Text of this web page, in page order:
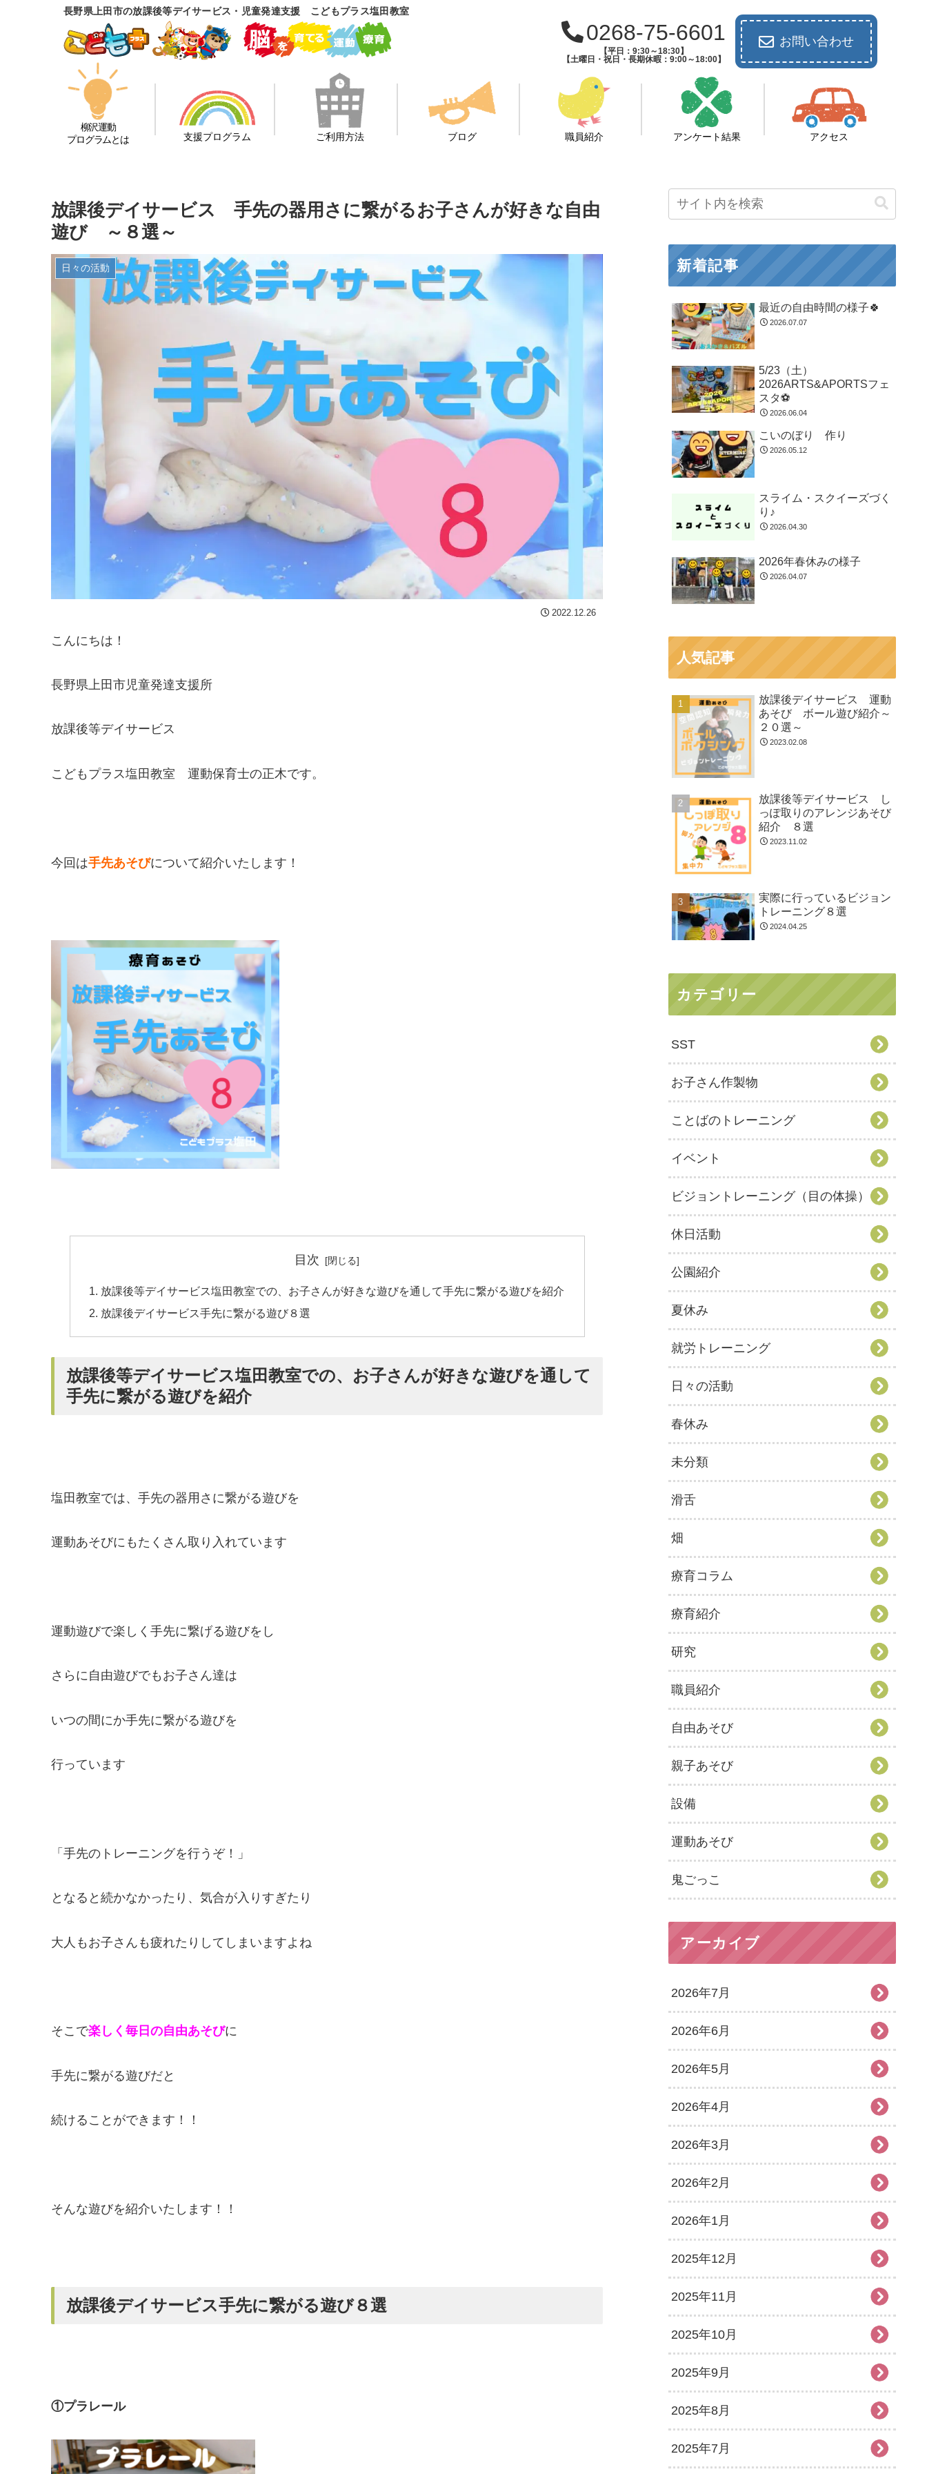
長野県上田市の放課後等デイサービス・児童発達支援 こどもプラス塩田教室
0268-75-6601
【平日：9:30～18:30】
【土曜日・祝日・長期休暇：9:00～18:00】
お問い合わせ
柳沢運動
プログラムとは
支援プログラム ご利用方法 ブログ 職員紹介 アンケート結果 アクセス
放課後デイサービス 手先の器用さに繋がるお子さんが好きな自由
遊び ～８選～
日々の活動
2022.12.26
こんにちは！
長野県上田市児童発達支援所
放課後等デイサービス
こどもプラス塩田教室 運動保育士の正木です。
今回は手先あそびについて紹介いたします！
目次
放課後等デイサービス塩田教室での、お子さんが好きな遊びを通して手先に繋がる遊びを紹介
放課後デイサービス手先に繋がる遊び８選
放課後等デイサービス塩田教室での、お子さんが好きな遊びを通して
手先に繋がる遊びを紹介
塩田教室では、手先の器用さに繋がる遊びを
運動あそびにもたくさん取り入れています
運動遊びで楽しく手先に繋げる遊びをし
さらに自由遊びでもお子さん達は
いつの間にか手先に繋がる遊びを
行っています
「手先のトレーニングを行うぞ！」
となると続かなかったり、気合が入りすぎたり
大人もお子さんも疲れたりしてしまいますよね
そこで楽しく毎日の自由あそびに
手先に繋がる遊びだと
続けることができます！！
そんな遊びを紹介いたします！！
放課後デイサービス手先に繋がる遊び８選
①プラレール
新着記事
最近の自由時間の様子🍀
2026.07.07
5/23（土）
2026ARTS&APORTSフェ
スタ⚽
2026.06.04
こいのぼり 作り
2026.05.12
スライム・スクイーズづく
り♪
2026.04.30
2026年春休みの様子
2026.04.07
人気記事
放課後デイサービス 運動
あそび ボール遊び紹介～
２０選～
2023.02.08
放課後等デイサービス し
っぽ取りのアレンジあそび
紹介 ８選
2023.11.02
実際に行っているビジョン
トレーニング８選
2024.04.25
カテゴリー
SST
お子さん作製物
ことばのトレーニング
イベント
ビジョントレーニング（目の体操）
休日活動
公園紹介
夏休み
就労トレーニング
日々の活動
春休み
未分類
滑舌
畑
療育コラム
療育紹介
研究
職員紹介
自由あそび
親子あそび
設備
運動あそび
鬼ごっこ
アーカイブ
2026年7月
2026年6月
2026年5月
2026年4月
2026年3月
2026年2月
2026年1月
2025年12月
2025年11月
2025年10月
2025年9月
2025年8月
2025年7月